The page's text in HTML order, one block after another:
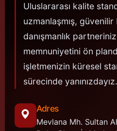
Uluslararası kalite
uzmanlaşmış,
danışmanlık
memnuniyetini ön
işletmenizin küresel
sürecinde yanınızdayız.
Adres
Mevlana Mh. Sultan